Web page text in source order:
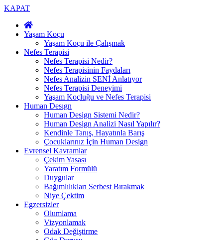
KAPAT
Yaşam Koçu
Yaşam Koçu ile Çalışmak
Nefes Terapisi
Nefes Terapisi Nedir?
Nefes Terapisinin Faydaları
Nefes Analizin SENİ Anlatıyor
Nefes Terapisi Deneyimi
Yaşam Koçluğu ve Nefes Terapisi
Human Desıgn
Human Design Sistemi Nedir?
Human Design Analizi Nasıl Yapılır?
Kendinle Tanış, Hayatınla Barış
Çocuklarınız İçin Human Design
Evrensel Kavramlar
Çekim Yasası
Yaratım Formülü
Duygular
Bağımlılıkları Serbest Bırakmak
Niye Çektim
Egzersizler
Olumlama
Vizyonlamak
Odak Değiştirme